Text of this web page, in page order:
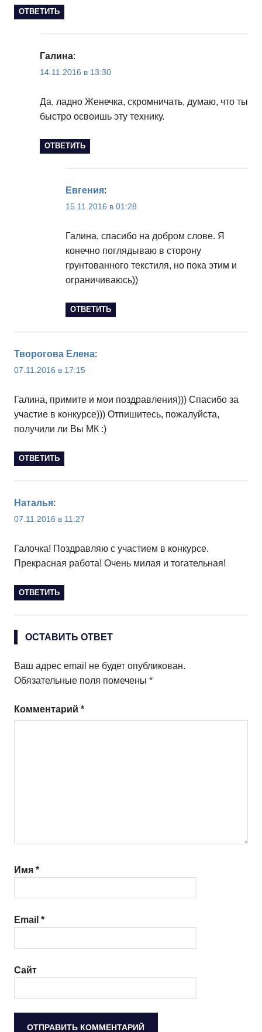
ОТВЕТИТЬ
Галина:
14.11.2016 в 13:30
Да, ладно Женечка, скромничать, думаю, что ты
быстро освоишь эту технику.
ОТВЕТИТЬ
Евгения:
15.11.2016 в 01:28
Галина, спасибо на добром слове. Я
конечно поглядываю в сторону
грунтованного текстиля, но пока этим и
ограничиваюсь))
ОТВЕТИТЬ
Творогова Елена:
07.11.2016 в 17:15
Галина, примите и мои поздравления))) Спасибо за
участие в конкурсе))) Отпишитесь, пожалуйста,
получили ли Вы МК :)
ОТВЕТИТЬ
Наталья:
07.11.2016 в 11:27
Галочка! Поздравляю с участием в конкурсе.
Прекрасная работа! Очень милая и тогательная!
ОТВЕТИТЬ
ОСТАВИТЬ ОТВЕТ
Ваш адрес email не будет опубликован.
Обязательные поля помечены *
Комментарий *
Имя *
Email *
Сайт